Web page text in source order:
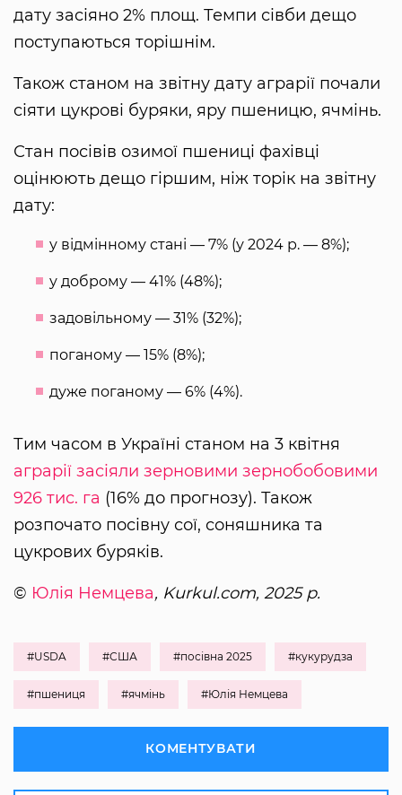
дату засіяно 2% площ. Темпи сівби дещо
поступаються торішнім.
Також станом на звітну дату аграрії почали
сіяти цукрові буряки, яру пшеницю, ячмінь.
Стан посівів озимої пшениці фахівці
оцінюють дещо гіршим, ніж торік на звітну
дату:
у відмінному стані — 7% (у 2024 р. — 8%);
у доброму — 41% (48%);
задовільному — 31% (32%);
поганому — 15% (8%);
дуже поганому — 6% (4%).
Тим часом в Україні станом на 3 квітня
аграрії засіяли зерновими зернобобовими
926 тис. га (16% до прогнозу). Також
розпочато посівну сої, соняшника та
цукрових буряків.
© Юлія Немцева, Kurkul.com, 2025 р.
#USDA #США #посівна 2025 #кукурудза
#пшениця #ячмінь #Юлія Немцева
КОМЕНТУВАТИ